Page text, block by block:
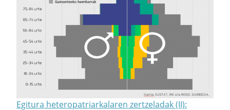
Egitura heteropatriarkalaren zertzeladak (II):